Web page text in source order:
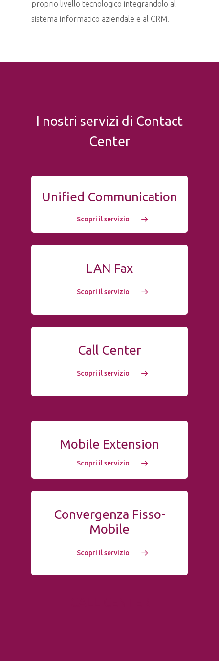
proprio livello tecnologico integrandolo al
sistema informatico aziendale e al CRM.
I nostri servizi di Contact
Center
Unified Communication
Scopri il servizio
LAN Fax
Scopri il servizio
Call Center
Scopri il servizio
Mobile Extension
Scopri il servizio
Convergenza Fisso-
Mobile
Scopri il servizio